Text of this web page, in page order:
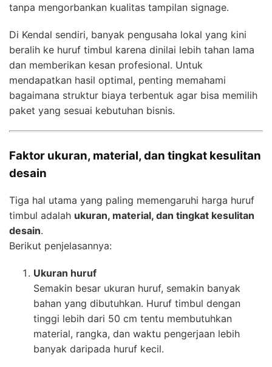
tanpa mengorbankan kualitas tampilan signage.
Di Kendal sendiri, banyak pengusaha lokal yang kini
beralih ke huruf timbul karena dinilai lebih tahan lama
dan memberikan kesan profesional. Untuk
mendapatkan hasil optimal, penting memahami
bagaimana struktur biaya terbentuk agar bisa memilih
paket yang sesuai kebutuhan bisnis.
Faktor ukuran, material, dan tingkat kesulitan
desain
Tiga hal utama yang paling memengaruhi harga huruf
timbul adalah ukuran, material, dan tingkat kesulitan
desain.
Berikut penjelasannya:
Ukuran huruf
Semakin besar ukuran huruf, semakin banyak
bahan yang dibutuhkan. Huruf timbul dengan
tinggi lebih dari 50 cm tentu membutuhkan
material, rangka, dan waktu pengerjaan lebih
banyak daripada huruf kecil.